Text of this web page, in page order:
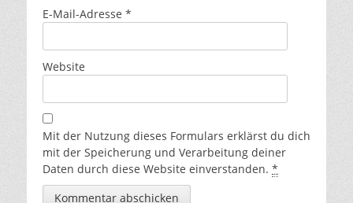
E-Mail-Adresse *
Website
Mit der Nutzung dieses Formulars erklärst du dich
mit der Speicherung und Verarbeitung deiner
Daten durch diese Website einverstanden. *